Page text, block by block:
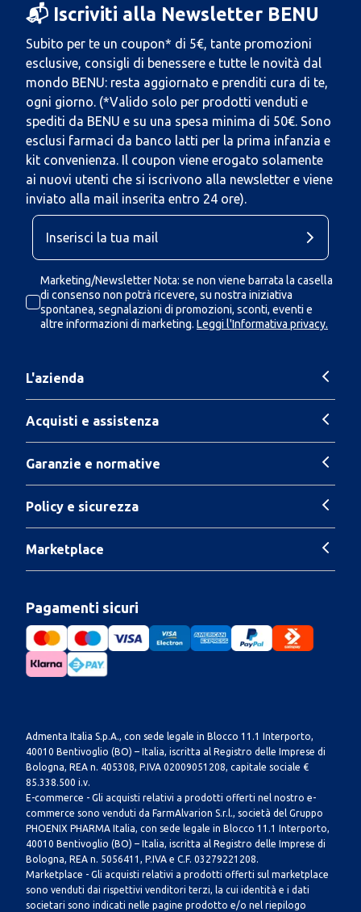
📬 Iscriviti alla Newsletter BENU
Subito per te un coupon* di 5€, tante promozioni
esclusive, consigli di benessere e tutte le novità dal
mondo BENU: resta aggiornato e prenditi cura di te,
ogni giorno. (*Valido solo per prodotti venduti e
spediti da BENU e su una spesa minima di 50€. Sono
esclusi farmaci da banco latti per la prima infanzia e
kit convenienza. Il coupon viene erogato solamente
ai nuovi utenti che si iscrivono alla newsletter e viene
inviato alla mail inserita entro 24 ore).
Marketing/Newsletter Nota: se non viene barrata la casella
di consenso non potrà ricevere, su nostra iniziativa
spontanea, segnalazioni di promozioni, sconti, eventi e
altre informazioni di marketing. Leggi l'Informativa privacy.
L'azienda
Acquisti e assistenza
Garanzie e normative
Policy e sicurezza
Marketplace
Pagamenti sicuri
Admenta Italia S.p.A., con sede legale in Blocco 11.1 Interporto,
40010 Bentivoglio (BO) – Italia, iscritta al Registro delle Imprese di
Bologna, REA n. 405308, P.IVA 02009051208, capitale sociale €
85.338.500 i.v.
E-commerce - Gli acquisti relativi a prodotti offerti nel nostro e-
commerce sono venduti da FarmAlvarion S.r.l., società del Gruppo
PHOENIX PHARMA Italia, con sede legale in Blocco 11.1 Interporto,
40010 Bentivoglio (BO) – Italia, iscritta al Registro delle Imprese di
Bologna, REA n. 5056411, P.IVA e C.F. 03279221208.
Marketplace - Gli acquisti relativi a prodotti offerti sul marketplace
sono venduti dai rispettivi venditori terzi, la cui identità e i dati
societari sono indicati nelle pagine prodotto e/o nel riepilogo